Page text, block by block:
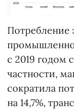
Потребление
с 2019 годом
частности,
сократила
на 14,7%,